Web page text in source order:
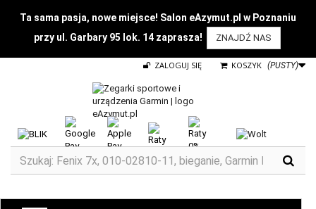
Ta sama pasja, nowe miejsce! Salon eAzymut.pl w Poznaniu
przy ul. Garbary 95 lok. 14 zaprasza!
ZNAJDŹ NAS
KOSZYK (PUSTY)
ZALOGUJ SIĘ